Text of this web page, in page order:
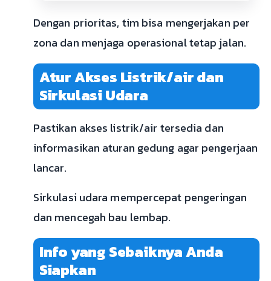
Dengan prioritas, tim bisa mengerjakan per
zona dan menjaga operasional tetap jalan.
Atur Akses Listrik/air dan
Sirkulasi Udara
Pastikan akses listrik/air tersedia dan
informasikan aturan gedung agar pengerjaan
lancar.
Sirkulasi udara mempercepat pengeringan
dan mencegah bau lembap.
Info yang Sebaiknya Anda
Siapkan